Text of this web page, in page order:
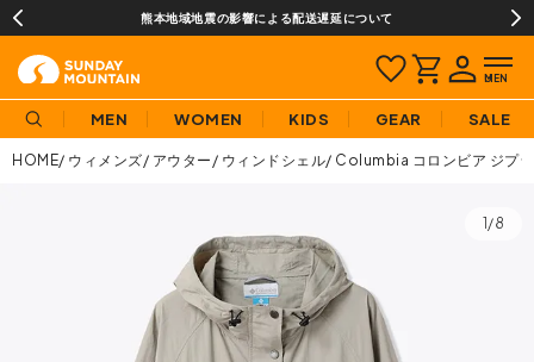
熊本地域地震の影響による配送遅延について
MEN WOMEN KIDS GEAR SALE
HOME ウィメンズ アウター ウィンドシェル Columbia コロンビア ジプ
1/8